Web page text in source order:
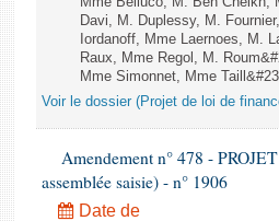
Dossiers législatifs
Budget et sécurité sociale
Questions écrites et orales
Comptes rendus des débats
Davi, M. Duplessy, M.
Iordanoff, Mme Laernoes, M.
Raux, Mme Regol, M.
Mme Simonnet, Mme
Voir le dossier (Projet de loi de
Amendement n° 478 -
assemblée saisie) - n° 1906
Date de